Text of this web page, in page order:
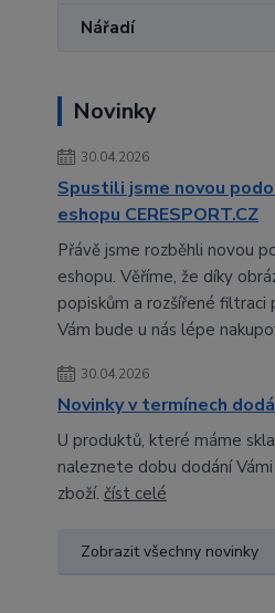
Nářadí
Novinky
30.04.2026
Spustili jsme novou
eshopu CERESPORT.CZ
Přávě jsme rozběhli novou
eshopu. Věříme, že díky
popiskům a rozšířené filtraci
Vám bude u nás lépe
30.04.2026
Novinky v termínech
U produktů, které máme
naleznete dobu dodání
zboží. číst celé
Zobrazit všechny novinky